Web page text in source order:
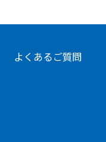
よくあるご質問